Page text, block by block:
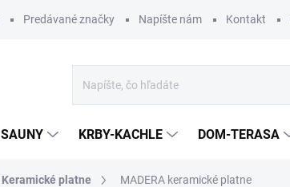
Predávané značky Napíšte nám Kontakt
SAUNY KRBY-KACHLE DOM-TERASA
Keramické platne MADERA keramické platne